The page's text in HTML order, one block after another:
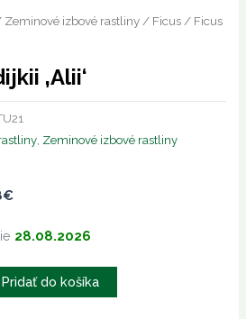
Zeminové izbové rastliny / Ficus / Ficus
‚Alii‘
Zeminové izbové rastliny
€
28.08.2026
Pridať do košíka